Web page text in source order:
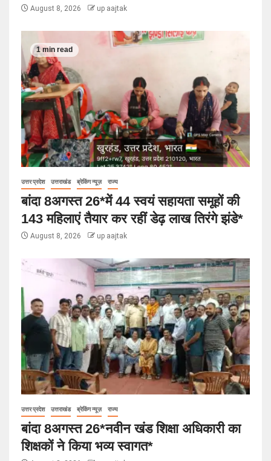
August 8, 2026 up aajtak
1 min read
उत्तर प्रदेश उत्तराखंड ब्रेकिंग न्यूज़ राज्य
बांदा 8अगस्त 26*में 44 स्वयं सहायता समूहों की
143 महिलाएं तैयार कर रहीं डेढ़ लाख तिरंगे झंडे*
August 8, 2026 up aajtak
उत्तर प्रदेश उत्तराखंड ब्रेकिंग न्यूज़ राज्य
बांदा 8अगस्त 26*नवीन खंड शिक्षा अधिकारी का
शिक्षकों ने किया भव्य स्वागत*